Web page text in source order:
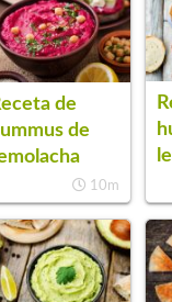
de
de
10m